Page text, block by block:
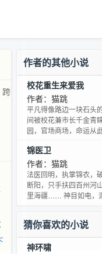
跨
作者的其他小说
校花重生来爱我
作者：猫跳
平凡得像路边一块石头
间被校花兼市长千金
园，官场商场，命运从
.... 我不是官二代，我岳
重生，我女朋友重生了！
锦医卫
作者：猫跳
法医回明，执掌锦衣，
断阳，只手扶四百州河
里海疆…… 神目如电，
猜你喜欢的小说
神环啸